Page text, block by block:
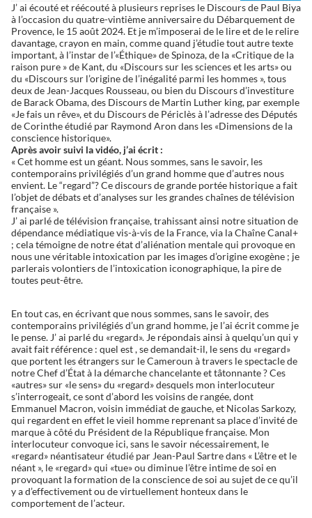
J’ ai écouté et réécouté à plusieurs reprises le Discours de Paul Biya
à l’occasion du quatre-vintième anniversaire du Débarquement de
Provence, le 15 août 2024. Et je m’imposerai de le lire et de le relire
davantage, crayon en main, comme quand j’étudie tout autre texte
important, à l’instar de l’«Éthique» de Spinoza, de la «Critique de la
raison pure » de Kant, du «Discours sur les sciences et les arts» ou
du «Discours sur l’origine de l’inégalité parmi les hommes », tous
deux de Jean-Jacques Rousseau, ou bien du Discours d’investiture
de Barack Obama, des Discours de Martin Luther king, par exemple
«Je fais un rêve», et du Discours de Périclès à l’adresse des Députés
de Corinthe étudié par Raymond Aron dans les «Dimensions de la
conscience historique».
Après avoir suivi la vidéo, j’ai écrit :
« Cet homme est un géant. Nous sommes, sans le savoir, les
contemporains privilégiés d’un grand homme que d’autres nous
envient. Le “regard”? Ce discours de grande portée historique a fait
l’objet de débats et d’analyses sur les grandes chaînes de télévision
française ».
J’ ai parlé de télévision française, trahissant ainsi notre situation de
dépendance médiatique vis-à-vis de la France, via la Chaîne Canal+
; cela témoigne de notre état d’aliénation mentale qui provoque en
nous une véritable intoxication par les images d’origine exogène ; je
parlerais volontiers de l’intoxication iconographique, la pire de
toutes peut-être.
En tout cas, en écrivant que nous sommes, sans le savoir, des
contemporains privilégiés d’un grand homme, je l’ai écrit comme je
le pense. J’ ai parlé du «regard». Je répondais ainsi à quelqu’un qui y
avait fait référence : quel est , se demandait-il, le sens du «regard»
que portent les étrangers sur le Cameroun à travers le spectacle de
notre Chef d’État à la démarche chancelante et tâtonnante ? Ces
«autres» sur «le sens» du «regard» desquels mon interlocuteur
s’interrogeait, ce sont d’abord les voisins de rangée, dont
Emmanuel Macron, voisin immédiat de gauche, et Nicolas Sarkozy,
qui regardent en effet le vieil homme reprenant sa place d’invité de
marque à côté du Président de la République française. Mon
interlocuteur convoque ici, sans le savoir nécessairement, le
«regard» néantisateur étudié par Jean-Paul Sartre dans « L’être et le
néant », le «regard» qui «tue» ou diminue l’être intime de soi en
provoquant la formation de la conscience de soi au sujet de ce qu’il
y a d’effectivement ou de virtuellement honteux dans le
comportement de l’acteur.